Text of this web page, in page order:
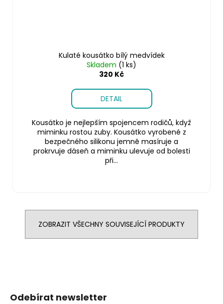
Kulaté kousátko bílý medvídek
Skladem (1 ks)
320 Kč
DETAIL
Kousátko je nejlepším spojencem rodičů, když
miminku rostou zuby. Kousátko vyrobené z
bezpečného silikonu jemně masíruje a
prokrvuje dáseň a miminku ulevuje od bolesti
při...
ZOBRAZIT VŠECHNY SOUVISEJÍCÍ PRODUKTY
Odebírat newsletter